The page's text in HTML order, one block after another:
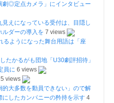
劇◎定点カメラ」にインタビュー
えになっている受付は、目隠し
ルダーの導入を 7 views
るようになった舞台用語は「座
たかるがも団地「U30劇評招待」
員に 6 views
5 views
大多数を動員できない」ので解
したカンパニーの矜持を示す 4